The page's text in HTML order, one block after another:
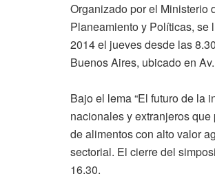
Organizado por el Ministerio
Planeamiento y Políticas,
2014 el jueves desde las
Buenos Aires, ubicado en
Bajo el lema “El futuro de la
nacionales y extranjeros
de alimentos con alto valor
sectorial. El cierre del
16.30.